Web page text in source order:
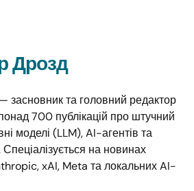
Дрозд
та головний редактор
700 публікацій про штучний
моделі (LLM), AI-агентів та
на новинах
xAI, Meta та локальних AI-